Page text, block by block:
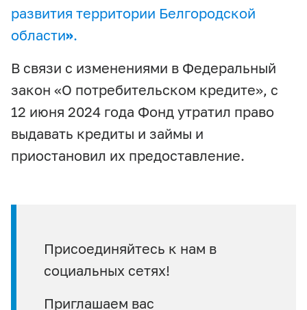
развития территории Белгородской
области».
В связи с изменениями в Федеральный
закон «О потребительском кредите», с
12 июня 2024 года Фонд утратил право
выдавать кредиты и займы и
приостановил их предоставление.
Присоединяйтесь к нам в
социальных сетях!
Приглашаем вас